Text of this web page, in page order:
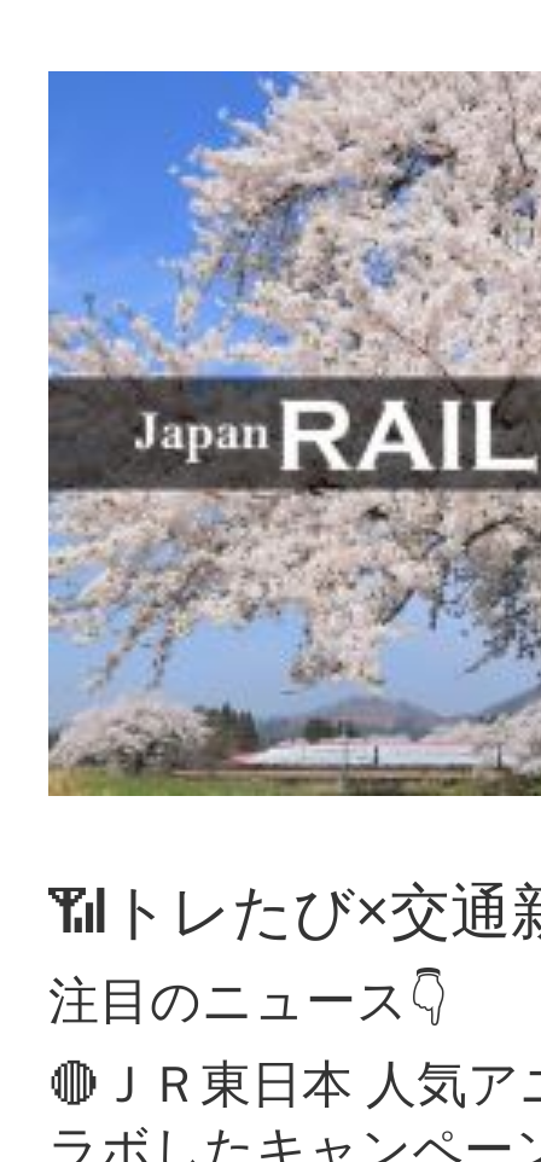
📶トレたび×交通
注目のニュース👇
🔴ＪＲ東日本 人気
ラボしたキャンペー